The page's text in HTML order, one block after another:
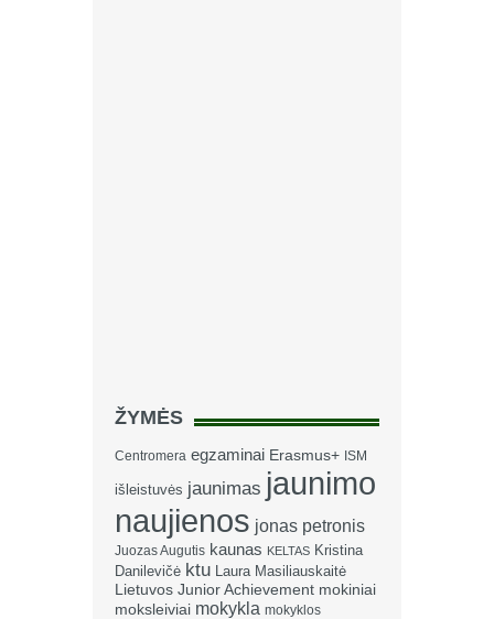
ŽYMĖS
Centromera egzaminai Erasmus+ ISM
išleistuvės jaunimas jaunimo
naujienos jonas petronis
Juozas Augutis kaunas KELTAS Kristina
Danilevičė ktu Laura Masiliauskaitė
Lietuvos Junior Achievement mokiniai
moksleiviai mokykla mokyklos